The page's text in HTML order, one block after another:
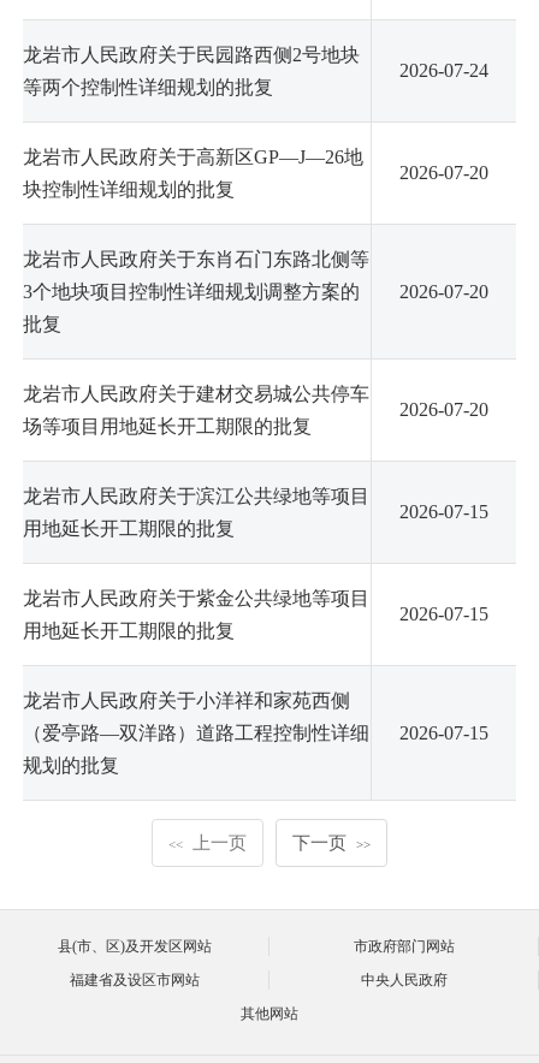
龙岩市人民政府关于民园路西侧2号地块
等两个控制性详细规划的批复
2026-07-24
龙岩市人民政府关于高新区GP—J—26地
块控制性详细规划的批复
2026-07-20
龙岩市人民政府关于东肖石门东路北侧等
3个地块项目控制性详细规划调整方案的
批复
2026-07-20
龙岩市人民政府关于建材交易城公共停车
场等项目用地延长开工期限的批复
2026-07-20
龙岩市人民政府关于滨江公共绿地等项目
用地延长开工期限的批复
2026-07-15
龙岩市人民政府关于紫金公共绿地等项目
用地延长开工期限的批复
2026-07-15
龙岩市人民政府关于小洋祥和家苑西侧
（爱亭路—双洋路）道路工程控制性详细
规划的批复
2026-07-15
<< 上一页 下一页 >>
县(市、区)及开发区网站
市政府部门网站
福建省及设区市网站
中央人民政府
其他网站